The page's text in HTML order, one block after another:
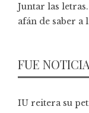
Juntar las
afán de saber a
FUE NOTICIA
IU reitera su